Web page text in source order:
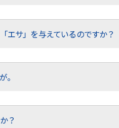
エサ」を与えているのですか？
。
？